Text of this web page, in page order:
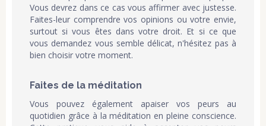
Vous devrez dans ce cas vous affirmer avec justesse.
Faites-leur comprendre vos opinions ou votre envie,
surtout si vous êtes dans votre droit. Et si ce que
vous demandez vous semble délicat, n'hésitez pas à
bien choisir votre moment.
Faites de la méditation
Vous pouvez également apaiser vos peurs au
quotidien grâce à la méditation en pleine conscience.